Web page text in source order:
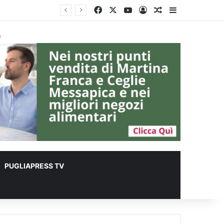
FacebookYou TubeAccediUn articolo a
PUGLIAPRESS TV